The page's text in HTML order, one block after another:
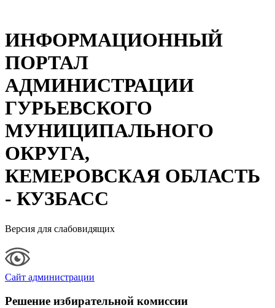
ИНФОРМАЦИОННЫЙ
ПОРТАЛ
АДМИНИСТРАЦИИ
ГУРЬЕВСКОГО
МУНИЦИПАЛЬНОГО
ОКРУГА,
КЕМЕРОВСКАЯ ОБЛАСТЬ
- КУЗБАСС
Версия для слабовидящих
Сайт администрации
Решение избирательной комиссии